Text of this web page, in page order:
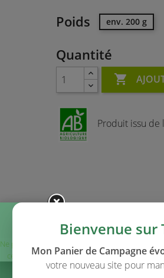
Poids env. 200 g
Quantité

Produit issu de
Bienvenue sur
Mon Panier de Campagne
votre nouveau site pour
Ne plus afficher
ce message